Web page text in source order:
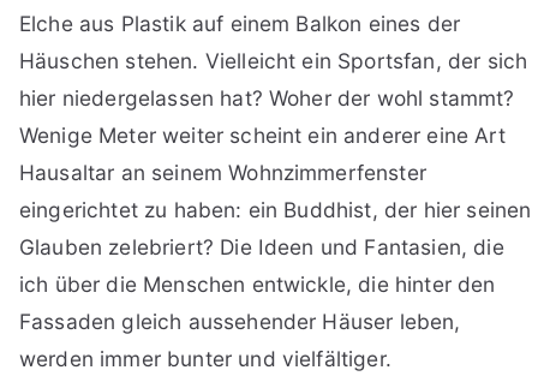
Elche aus Plastik auf einem Balkon eines der
Häuschen stehen. Vielleicht ein Sportsfan, der sich
hier niedergelassen hat? Woher der wohl stammt?
Wenige Meter weiter scheint ein anderer eine Art
Hausaltar an seinem Wohnzimmerfenster
eingerichtet zu haben: ein Buddhist, der hier seinen
Glauben zelebriert? Die Ideen und Fantasien, die
ich über die Menschen entwickle, die hinter den
Fassaden gleich aussehender Häuser leben,
werden immer bunter und vielfältiger.